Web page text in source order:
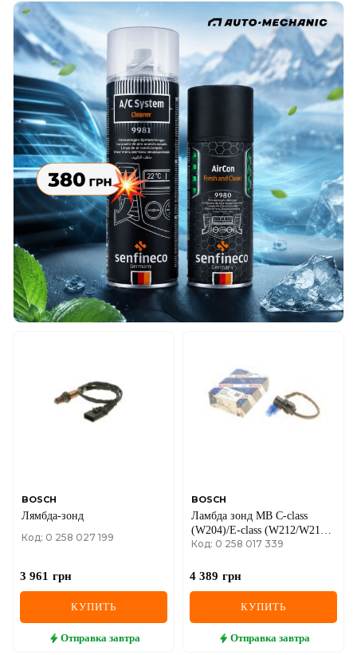
BOSCH
Лямбда-зонд
Код: 0 258 027 199
3 961 грн
КУПИТЬ
Отправка завтра
BOSCH
Ламбда зонд MB C-class
(W204)/E-class (W212/W213)
11-
Код: 0 258 017 339
4 389 грн
КУПИТЬ
Отправка завтра